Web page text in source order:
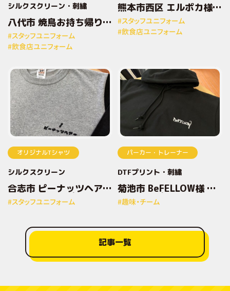
シルクスクリーン 刺繍
八代市 焼鳥お持ち帰り専
門店とりしん様 オリジナ
ルプリントTシャツ
#スタッフユニフォーム
#飲食店ユニフォーム
熊本市西区 エルポカ様
オリジナルプリントTシ
ャツ
#スタッフユニフォーム
#飲食店ユニフォーム
オリジナルTシャツ
シルクスクリーン
合志市 ピーナッツヘアー
様 オリジナルプリントT
シャツ
#スタッフユニフォーム
パーカー・トレーナー
DTFプリント 刺繍
菊池市 BeFELLOW様 オ
リジナルプリントパーカ
ー
#趣味・チーム
記事一覧